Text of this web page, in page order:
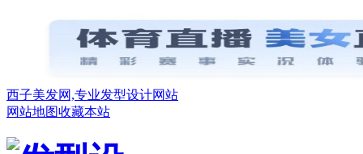
西子美发网,专业发型设计网站
网站地图收藏本站